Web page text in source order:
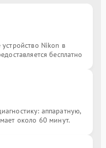
Nikon в
бесплатно
аппаратную,
около 60 минут.